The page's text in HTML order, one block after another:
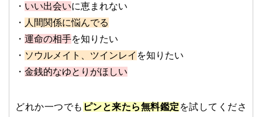
・ いい出会いに恵まれない
・ 人間関係に悩んでる
・ 運命の相手を知りたい
・ ソウルメイト、ツインレイ を知りたい
・ 金銭的なゆとりがほしい
どれか一つでも ピンと来たら無料鑑定 を試してくださ